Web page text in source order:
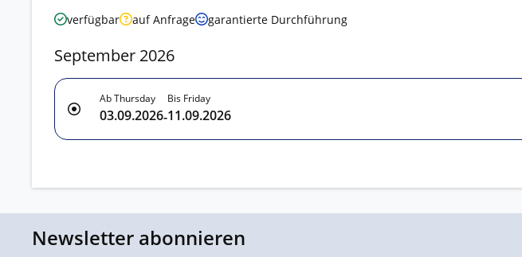
verfügbar auf Anfrage garantierte Durchführung
September 2026
Ab Thursday
03.09.2026-
Bis Friday
11.09.2026
Newsletter abonnieren